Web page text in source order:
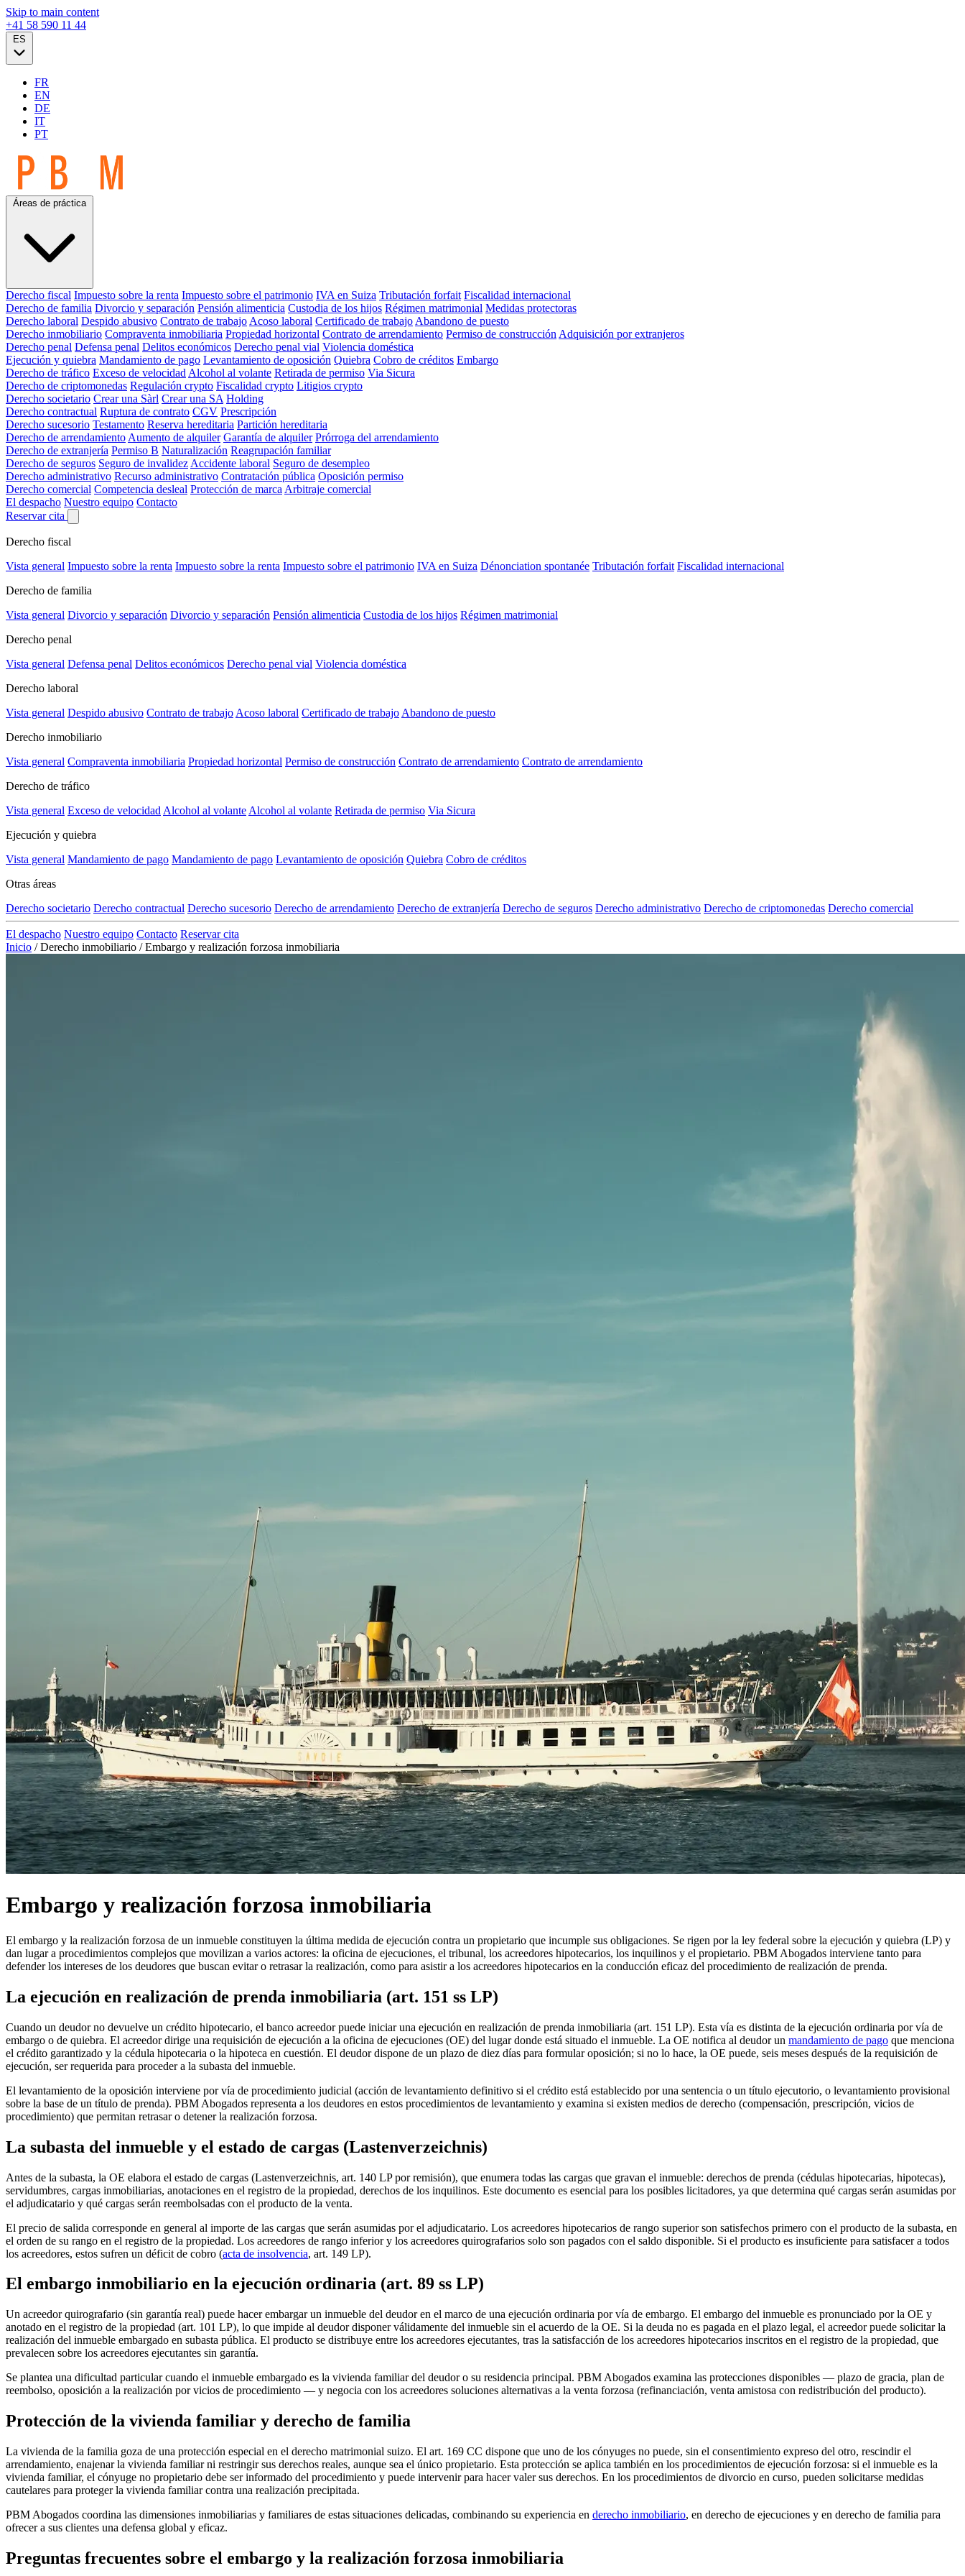
Skip to main content
+41 58 590 11 44
FR
EN
DE
IT
PT
Áreas de práctica
Derecho fiscal Impuesto sobre la renta Impuesto sobre el patrimonio IVA en Suiza Tributación forfait Fiscalidad internacional
Derecho de familia Divorcio y separación Pensión alimenticia Custodia de los hijos Régimen matrimonial Medidas protectoras
Derecho laboral Despido abusivo Contrato de trabajo Acoso laboral Certificado de trabajo Abandono de puesto
Derecho inmobiliario Compraventa inmobiliaria Propiedad horizontal Contrato de arrendamiento Permiso de construcción Adquisición por extranjeros
Derecho penal Defensa penal Delitos económicos Derecho penal vial Violencia doméstica
Ejecución y quiebra Mandamiento de pago Levantamiento de oposición Quiebra Cobro de créditos Embargo
Derecho de tráfico Exceso de velocidad Alcohol al volante Retirada de permiso Via Sicura
Derecho de criptomonedas Regulación crypto Fiscalidad crypto Litigios crypto
Derecho societario Crear una Sàrl Crear una SA Holding
Derecho contractual Ruptura de contrato CGV Prescripción
Derecho sucesorio Testamento Reserva hereditaria Partición hereditaria
Derecho de arrendamiento Aumento de alquiler Garantía de alquiler Prórroga del arrendamiento
Derecho de extranjería Permiso B Naturalización Reagrupación familiar
Derecho de seguros Seguro de invalidez Accidente laboral Seguro de desempleo
Derecho administrativo Recurso administrativo Contratación pública Oposición permiso
Derecho comercial Competencia desleal Protección de marca Arbitraje comercial
El despacho Nuestro equipo Contacto
Reservar cita
Derecho fiscal
Vista general Impuesto sobre la renta Impuesto sobre la renta Impuesto sobre el patrimonio IVA en Suiza Dénonciation spontanée Tributación forfait Fiscalidad internacional
Derecho de familia
Vista general Divorcio y separación Divorcio y separación Pensión alimenticia Custodia de los hijos Régimen matrimonial
Derecho penal
Vista general Defensa penal Delitos económicos Derecho penal vial Violencia doméstica
Derecho laboral
Vista general Despido abusivo Contrato de trabajo Acoso laboral Certificado de trabajo Abandono de puesto
Derecho inmobiliario
Vista general Compraventa inmobiliaria Propiedad horizontal Permiso de construcción Contrato de arrendamiento Contrato de arrendamiento
Derecho de tráfico
Vista general Exceso de velocidad Alcohol al volante Alcohol al volante Retirada de permiso Via Sicura
Ejecución y quiebra
Vista general Mandamiento de pago Mandamiento de pago Levantamiento de oposición Quiebra Cobro de créditos
Otras áreas
Derecho societario Derecho contractual Derecho sucesorio Derecho de arrendamiento Derecho de extranjería Derecho de seguros Derecho administrativo Derecho de criptomonedas Derecho comercial
El despacho Nuestro equipo Contacto Reservar cita
Inicio / Derecho inmobiliario / Embargo y realización forzosa inmobiliaria
Embargo y realización forzosa inmobiliaria
El embargo y la realización forzosa de un inmueble constituyen la última medida de ejecución contra un propietario que incumple sus obligaciones. Se rigen por la ley federal sobre la ejecución y quiebra (LP) y
dan lugar a procedimientos complejos que movilizan a varios actores: la oficina de ejecuciones, el tribunal, los acreedores hipotecarios, los inquilinos y el propietario. PBM Abogados interviene tanto para
defender los intereses de los deudores que buscan evitar o retrasar la realización, como para asistir a los acreedores hipotecarios en la conducción eficaz del procedimiento de realización de prenda.
La ejecución en realización de prenda inmobiliaria (art. 151 ss LP)
Cuando un deudor no devuelve un crédito hipotecario, el banco acreedor puede iniciar una ejecución en realización de prenda inmobiliaria (art. 151 LP). Esta vía es distinta de la ejecución ordinaria por vía de
embargo o de quiebra. El acreedor dirige una requisición de ejecución a la oficina de ejecuciones (OE) del lugar donde está situado el inmueble. La OE notifica al deudor un mandamiento de pago que menciona
el crédito garantizado y la cédula hipotecaria o la hipoteca en cuestión. El deudor dispone de un plazo de diez días para formular oposición; si no lo hace, la OE puede, seis meses después de la requisición de
ejecución, ser requerida para proceder a la subasta del inmueble.
El levantamiento de la oposición interviene por vía de procedimiento judicial (acción de levantamiento definitivo si el crédito está establecido por una sentencia o un título ejecutorio, o levantamiento provisional
sobre la base de un título de prenda). PBM Abogados representa a los deudores en estos procedimientos de levantamiento y examina si existen medios de derecho (compensación, prescripción, vicios de
procedimiento) que permitan retrasar o detener la realización forzosa.
La subasta del inmueble y el estado de cargas (Lastenverzeichnis)
Antes de la subasta, la OE elabora el estado de cargas (Lastenverzeichnis, art. 140 LP por remisión), que enumera todas las cargas que gravan el inmueble: derechos de prenda (cédulas hipotecarias, hipotecas),
servidumbres, cargas inmobiliarias, anotaciones en el registro de la propiedad, derechos de los inquilinos. Este documento es esencial para los posibles licitadores, ya que determina qué cargas serán asumidas por
el adjudicatario y qué cargas serán reembolsadas con el producto de la venta.
El precio de salida corresponde en general al importe de las cargas que serán asumidas por el adjudicatario. Los acreedores hipotecarios de rango superior son satisfechos primero con el producto de la subasta, en
el orden de su rango en el registro de la propiedad. Los acreedores de rango inferior y los acreedores quirografarios solo son pagados con el saldo disponible. Si el producto es insuficiente para satisfacer a todos
los acreedores, estos sufren un déficit de cobro (acta de insolvencia, art. 149 LP).
El embargo inmobiliario en la ejecución ordinaria (art. 89 ss LP)
Un acreedor quirografario (sin garantía real) puede hacer embargar un inmueble del deudor en el marco de una ejecución ordinaria por vía de embargo. El embargo del inmueble es pronunciado por la OE y
anotado en el registro de la propiedad (art. 101 LP), lo que impide al deudor disponer válidamente del inmueble sin el acuerdo de la OE. Si la deuda no es pagada en el plazo legal, el acreedor puede solicitar la
realización del inmueble embargado en subasta pública. El producto se distribuye entre los acreedores ejecutantes, tras la satisfacción de los acreedores hipotecarios inscritos en el registro de la propiedad, que
prevalecen sobre los acreedores ejecutantes sin garantía.
Se plantea una dificultad particular cuando el inmueble embargado es la vivienda familiar del deudor o su residencia principal. PBM Abogados examina las protecciones disponibles — plazo de gracia, plan de
reembolso, oposición a la realización por vicios de procedimiento — y negocia con los acreedores soluciones alternativas a la venta forzosa (refinanciación, venta amistosa con redistribución del producto).
Protección de la vivienda familiar y derecho de familia
La vivienda de la familia goza de una protección especial en el derecho matrimonial suizo. El art. 169 CC dispone que uno de los cónyuges no puede, sin el consentimiento expreso del otro, rescindir el
arrendamiento, enajenar la vivienda familiar ni restringir sus derechos reales, aunque sea el único propietario. Esta protección se aplica también en los procedimientos de ejecución forzosa: si el inmueble es la
vivienda familiar, el cónyuge no propietario debe ser informado del procedimiento y puede intervenir para hacer valer sus derechos. En los procedimientos de divorcio en curso, pueden solicitarse medidas
cautelares para proteger la vivienda familiar contra una realización precipitada.
PBM Abogados coordina las dimensiones inmobiliarias y familiares de estas situaciones delicadas, combinando su experiencia en derecho inmobiliario, en derecho de ejecuciones y en derecho de familia para
ofrecer a sus clientes una defensa global y eficaz.
Preguntas frecuentes sobre el embargo y la realización forzosa inmobiliaria